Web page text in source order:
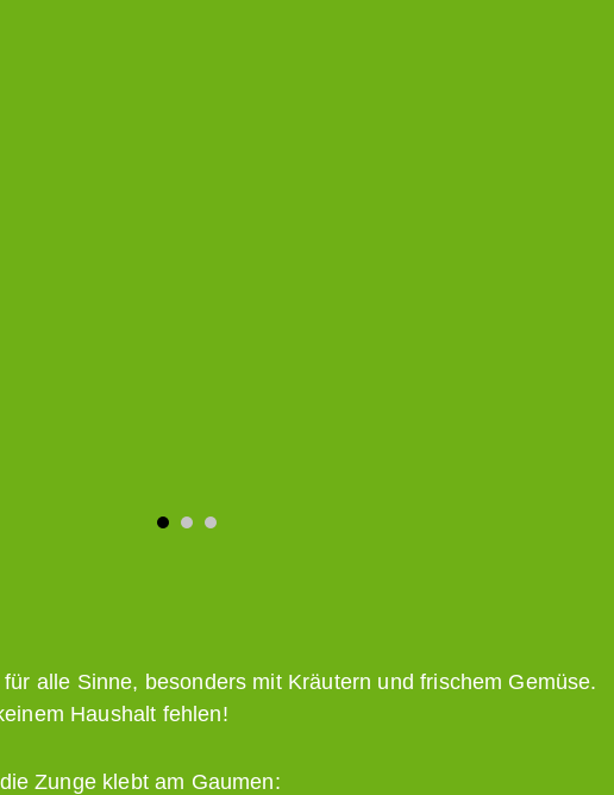
alle Sinne, besonders mit Kräutern und frischem Gemüse.
Haushalt fehlen!
Zunge klebt am Gaumen: